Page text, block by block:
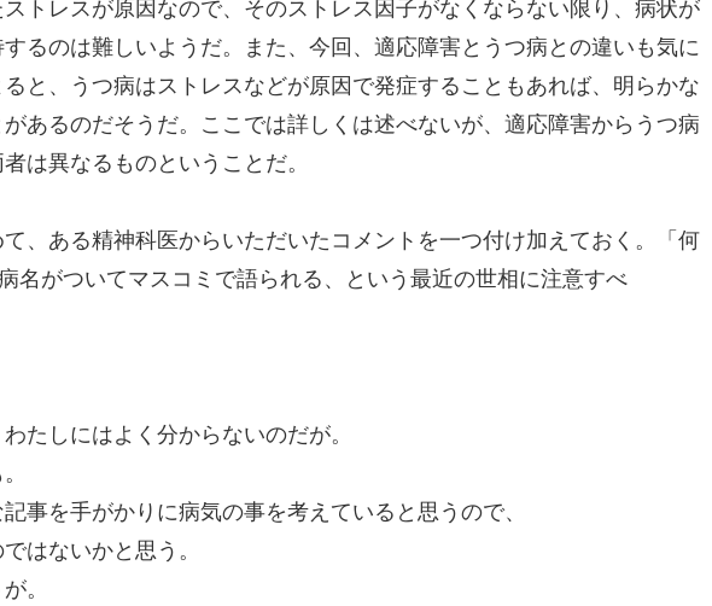
トレスが原因なので、そのストレス因子がなくならない限り、病状が
るのは難しいようだ。また、今回、適応障害とうつ病との違いも気に
と、うつ病はストレスなどが原因で発症することもあれば、明らかな
あるのだそうだ。ここでは詳しくは述べないが、適応障害からうつ病
は異なるものということだ。
、ある精神科医からいただいたコメントを一つ付け加えておく。「何
名がついてマスコミで語られる、という最近の世相に注意すべ
たしにはよく分からないのだが。
事を手がかりに病気の事を考えていると思うので、
はないかと思う。
。